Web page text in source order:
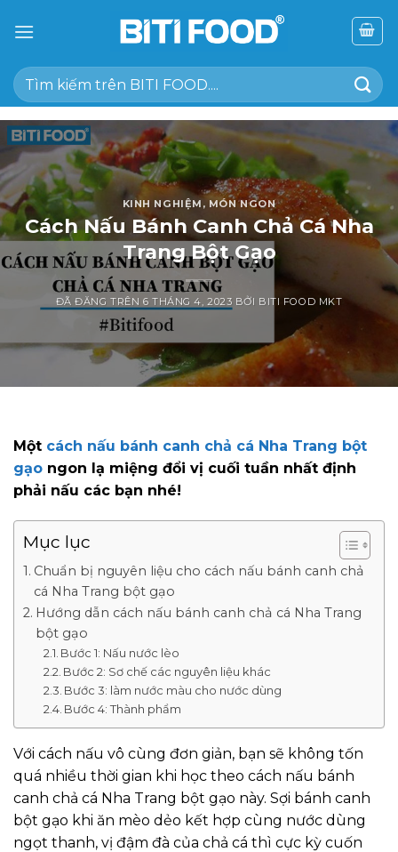
đến
dung
Tìm
kiếm:
KINH NGHIỆM , MÓN NGON
Cách Nấu Bánh Canh Chả Cá Nha
Trang Bột Gạo
ĐÃ ĐĂNG TRÊN 6 THÁNG 4, 2023 BỞI BITI FOOD MKT
Một cách nấu bánh canh chả cá Nha Trang bột
gạo ngon lạ miệng đổi vị cuối tuần nhất định
phải nấu các bạn nhé!
Mục lục
Chuẩn bị nguyên liệu cho cách nấu bánh canh chả
cá Nha Trang bột gạo
Hướng dẫn cách nấu bánh canh chả cá Nha Trang
bột gạo
Bước 1: Nấu nước lèo
Bước 2: Sơ chế các nguyên liệu khác
Bước 3: làm nước màu cho nước dùng
Bước 4: Thành phẩm
Với cách nấu vô cùng đơn giản, bạn sẽ không tốn
quá nhiều thời gian khi học theo cách nấu bánh
canh chả cá Nha Trang bột gạo này. Sợi bánh canh
bột gạo khi ăn mèo dẻo kết hợp cùng nước dùng
ngọt thanh, vị đậm đà của chả cá thì cực kỳ cuốn